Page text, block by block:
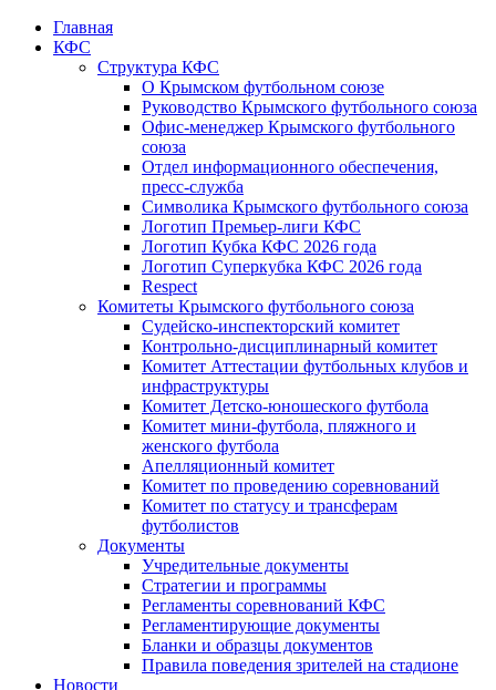
Главная
КФС
Структура КФС
О Крымском футбольном союзе
Руководство Крымского футбольного союза
Офис-менеджер Крымского футбольного
союза
Отдел информационного обеспечения,
пресс-служба
Символика Крымского футбольного союза
Логотип Премьер-лиги КФС
Логотип Кубка КФС 2026 года
Логотип Суперкубка КФС 2026 года
Respect
Комитеты Крымского футбольного союза
Судейско-инспекторский комитет
Контрольно-дисциплинарный комитет
Комитет Аттестации футбольных клубов и
инфраструктуры
Комитет Детско-юношеского футбола
Комитет мини-футбола, пляжного и
женского футбола
Апелляционный комитет
Комитет по проведению соревнований
Комитет по статусу и трансферам
футболистов
Документы
Учредительные документы
Стратегии и программы
Регламенты соревнований КФС
Регламентирующие документы
Бланки и образцы документов
Правила поведения зрителей на стадионе
Новости